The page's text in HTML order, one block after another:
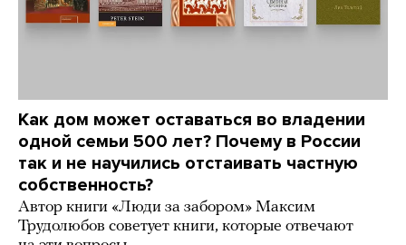
Как дом может оставаться во владении
одной семьи 500 лет? Почему в России
так и не научились отстаивать частную
собственность?
Автор книги «Люди за забором» Максим
Трудолюбов советует книги, которые отвечают